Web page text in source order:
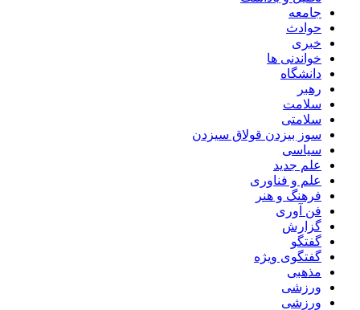
جامعه
حوادث
خبری
خواندنی ها
دانشگاه
رهبر
سلامت
سلامتی
سوز بیزدن قولاق سیزدن
سیاسی
علم جدید
علم و فناوری
فرهنگ و هنر
فن آوری
گزارش
گفتگو
گفتگوی ویژه
مذهبی
ورزشی
ورزشی